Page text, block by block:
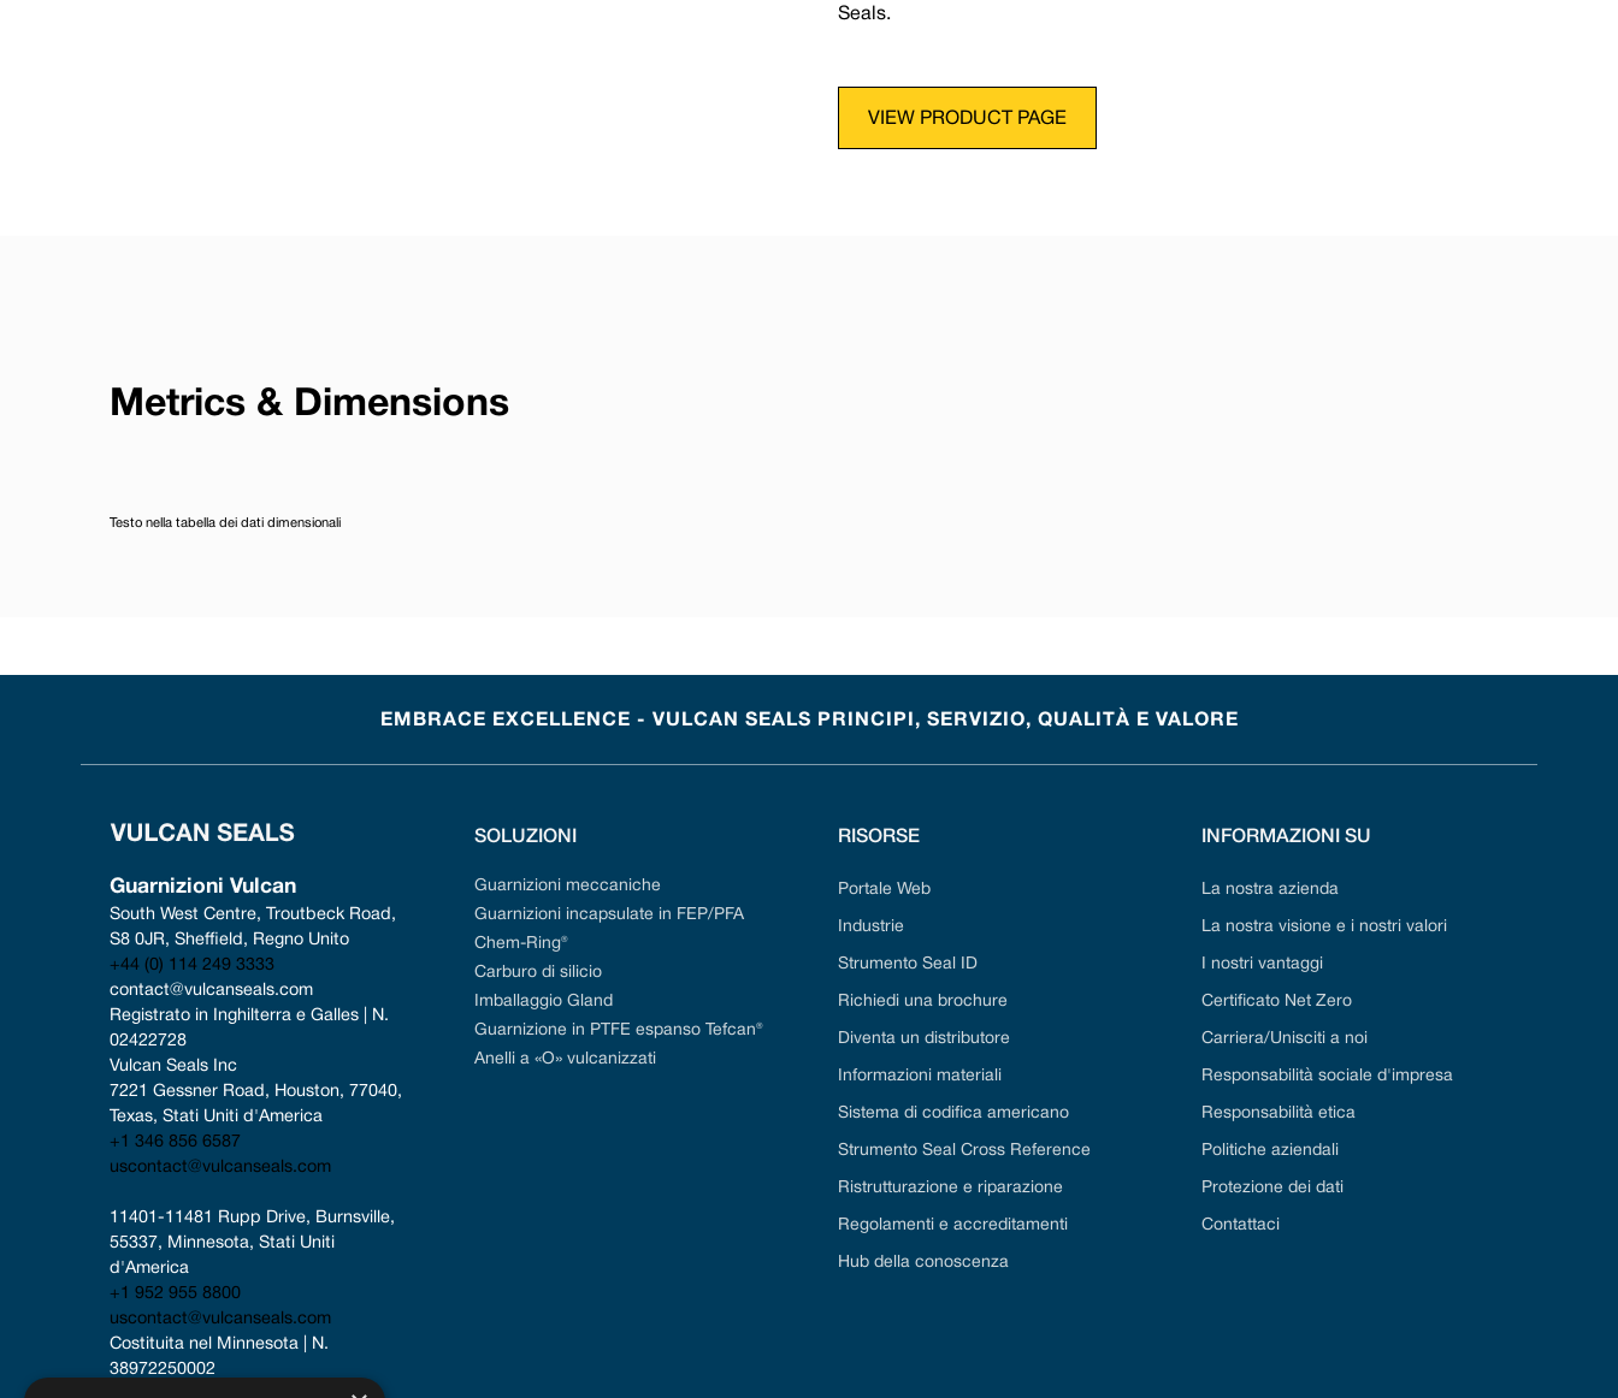
Seals.
VIEW PRODUCT PAGE
Testo nella tabella dei dati dimensionali
Metrics & Dimensions
EMBRACE EXCELLENCE - VULCAN SEALS PRINCIPI, SERVIZIO, QUALITÀ E VALORE
Guarnizioni Vulcan
South West Centre, Troutbeck Road,
S8 0JR, Sheffield, Regno Unito
+44 (0) 114 249 3333
contact@vulcanseals.com
Registrato in Inghilterra e Galles | N.
02422728
Vulcan Seals Inc
7221 Gessner Road, Houston, 77040,
Texas, Stati Uniti d'America
+1 346 856 6587
uscontact@vulcanseals.com
11401-11481 Rupp Drive, Burnsville,
55337, Minnesota, Stati Uniti
d'America
+1 952 955 8800
uscontact@vulcanseals.com
Costituita nel Minnesota | N.
38972250002
SOLUZIONI
Guarnizioni meccaniche
Guarnizioni incapsulate in FEP/PFA
Chem-Ring®
Carburo di silicio
Imballaggio Gland
Guarnizione in PTFE espanso Tefcan®
Anelli a «O» vulcanizzati
RISORSE
Portale Web
Industrie
Strumento Seal ID
Richiedi una brochure
Diventa un distributore
Informazioni materiali
Sistema di codifica americano
Strumento Seal Cross Reference
Ristrutturazione e riparazione
Regolamenti e accreditamenti
Hub della conoscenza
INFORMAZIONI SU
La nostra azienda
La nostra visione e i nostri valori
I nostri vantaggi
Certificato Net Zero
Carriera/Unisciti a noi
Responsabilità sociale d'impresa
Responsabilità etica
Politiche aziendali
Protezione dei dati
Contattaci